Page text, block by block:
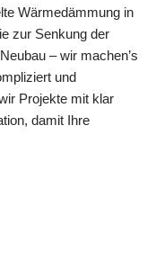
Wärmedämmung in
zur Senkung der
– wir machen’s
und
Projekte mit klar
damit Ihre